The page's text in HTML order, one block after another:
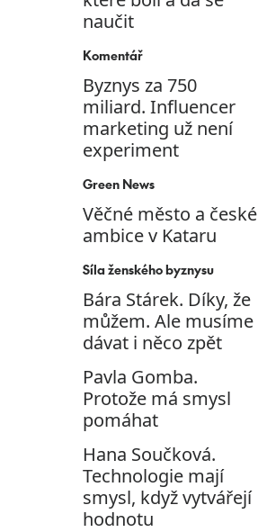
naučit
Komentář
Byznys za 750
miliard. Influencer
marketing už není
experiment
Green News
Věčné město a české
ambice v Kataru
Síla ženského byznysu
Bára Stárek. Díky, že
můžem. Ale musíme
dávat i něco zpět
Pavla Gomba.
Protože má smysl
pomáhat
Hana Součková.
Technologie mají
smysl, když vytvářejí
hodnotu